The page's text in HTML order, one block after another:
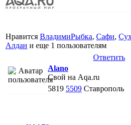
Нравится ВладимиРыбка, Сафи,
Алдан и еще 1 пользователям
Ответить
Alano
Свой на Aqa.ru
5819 5509 Ставрополь